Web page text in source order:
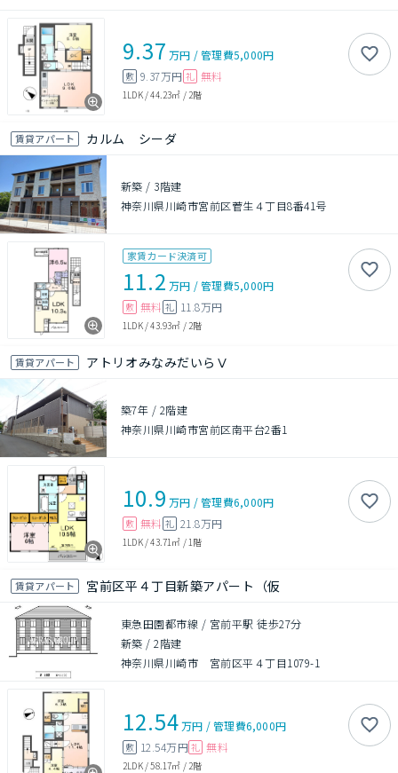
9.37 万円 /管理費5,000円
敷 9.37万円 礼 無料
1LDK/44.23㎡ / 2階
賃貸アパート カルム シーダ
新築 / 3階建
神奈川県川崎市宮前区菅生４丁目8番41号
家賃カード決済可
11.2 万円 /管理費5,000円
敷 無料 礼 11.8万円
1LDK/43.93㎡ /2階
賃貸アパート アトリオみなみだいらⅤ
築7年 / 2階建
神奈川県川崎市宮前区南平台2番1
10.9 万円 /管理費6,000円
敷 無料 礼 21.8万円
1LDK/43.71㎡ / 1階
賃貸アパート 宮前区平４丁目新築アパート（仮
東急田園都市線 / 宮前平駅 徒歩27分
新築 /2階建
神奈川県川崎市 宮前区平４丁目1079-1
12.54万円 /管理費6,000円
敷 12.54万円 礼 無料
2LDK/58.17㎡ / 2階